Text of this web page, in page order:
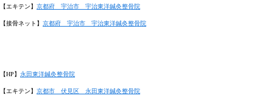
【エキテン】 京都府 宇治市 宇治東洋鍼灸整骨院
【接骨ネット】 京都府 宇治市 宇治東洋鍼灸整骨院
【HP】 永田東洋鍼灸整骨院
【エキテン】 京都市 伏見区 永田東洋鍼灸整骨院